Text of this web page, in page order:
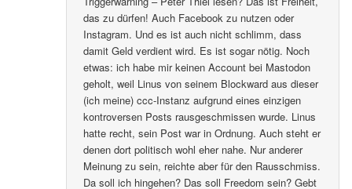
das zu dürfen! Auch Facebook zu nutzen oder
Instagram. Und es ist auch nicht schlimm, dass
damit Geld verdient wird. Es ist sogar nötig. Noch
etwas: ich habe mir keinen Account bei Mastodon
geholt, weil Linus von seinem Blockward aus dieser
(ich meine) ccc-Instanz aufgrund eines einzigen
kontroversen Posts rausgeschmissen wurde. Linus
hatte recht, sein Post war in Ordnung. Auch steht er
denen dort politisch wohl eher nahe. Nur anderer
Meinung zu sein, reichte aber für den Rausschmiss.
Da soll ich hingehen? Das soll Freedom sein? Gebt